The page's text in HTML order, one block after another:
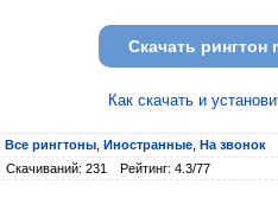
Скачать рингтон
Как скачать и
Все рингтоны Иностранные На звонок
Скачиваний: 231
Рейтинг: 4.3/77